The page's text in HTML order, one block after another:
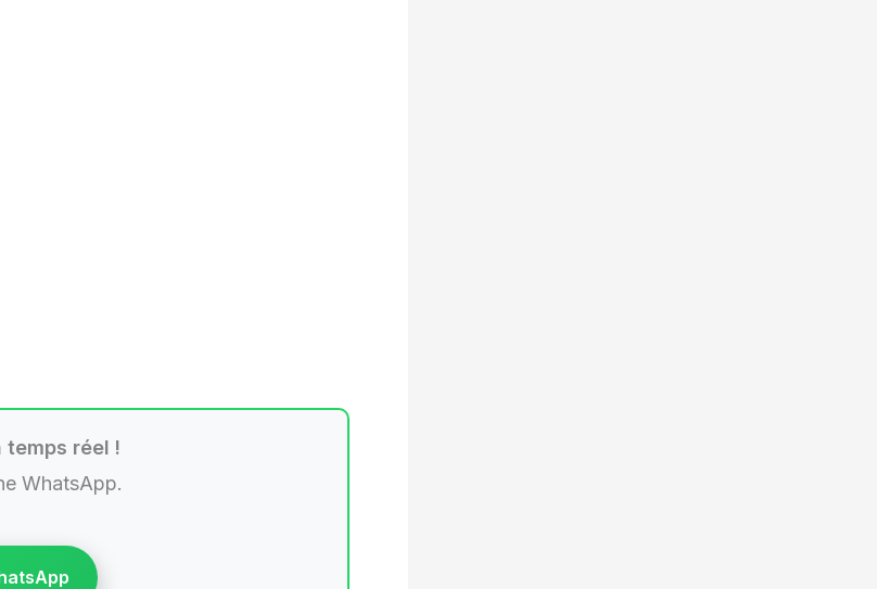
temps réel !
WhatsApp.